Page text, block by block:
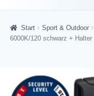
Startseite
Shop
Verkaufen
Start Sport & Outdoor
6000K/120 schwarz + Halter